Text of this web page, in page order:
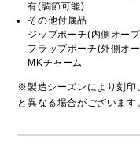
有(調節可能)
その他付属品
ジップポーチ(内側オー
フラップポーチ(外側オ
MKチャーム
※製造シーズンにより刻印
と異なる場合がございます